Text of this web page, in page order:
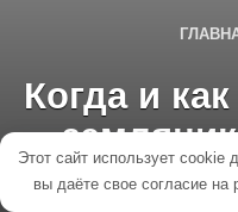
Когда и
Этот сайт использует cookie
вы даёте свое согласие